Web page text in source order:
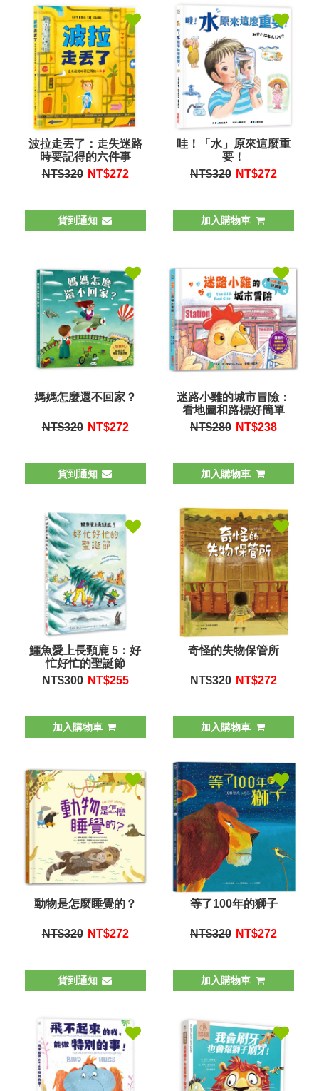
波拉走丟了：走失迷路
時要記得的六件事
NT$320 NT$272
貨到通知
哇！「水」原來這麼重
要！
NT$320 NT$272
加入購物車
媽媽怎麼還不回家？
NT$320 NT$272
貨到通知
迷路小雞的城市冒險：
看地圖和路標好簡單
NT$280 NT$238
加入購物車
鱷魚愛上長頸鹿 5：好
忙好忙的聖誕節
NT$300 NT$255
加入購物車
奇怪的失物保管所
NT$320 NT$272
加入購物車
動物是怎麼睡覺的？
NT$320 NT$272
貨到通知
等了100年的獅子
NT$320 NT$272
加入購物車